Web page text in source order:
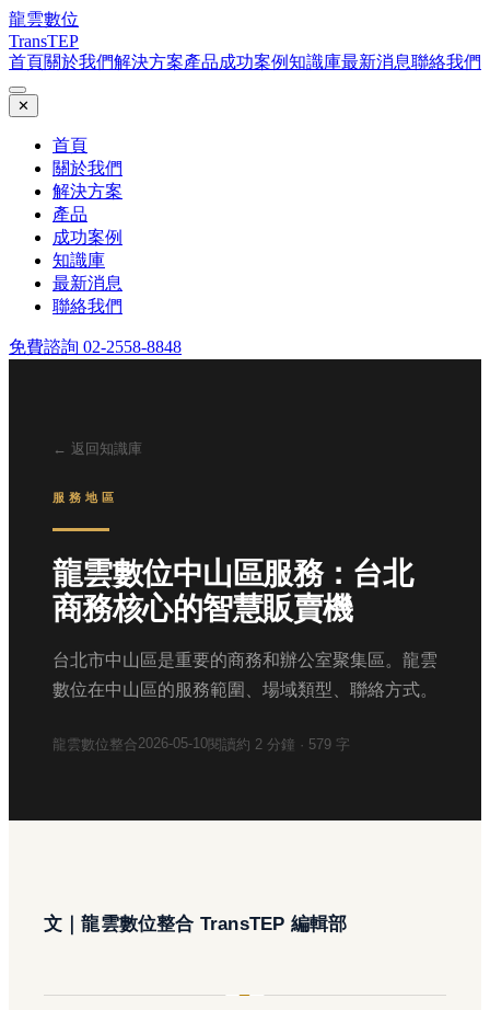
龍雲數位
TransTEP
首頁關於我們解決方案產品成功案例知識庫最新消息聯絡我們
✕
首頁
關於我們
解決方案
產品
成功案例
知識庫
最新消息
聯絡我們
免費諮詢 02-2558-8848
← 返回知識庫
服務地區
龍雲數位中山區服務：台北
商務核心的智慧販賣機
台北市中山區是重要的商務和辦公室聚集區。龍雲
數位在中山區的服務範圍、場域類型、聯絡方式。
龍雲數位整合2026-05-10閱讀約 2 分鐘 · 579 字
文｜龍雲數位整合 TransTEP 編輯部